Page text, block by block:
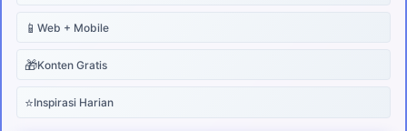
📱 Web + Mobile
🎁Konten Gratis
⭐Inspirasi Harian